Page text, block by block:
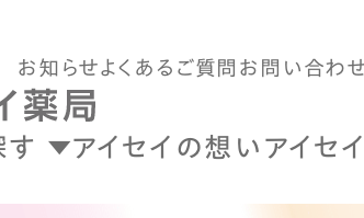
お知らせよくあるご質問 お問い合わ
す アイセイの想い アイセ